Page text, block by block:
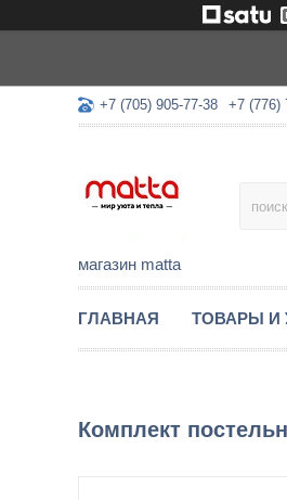
+7 (705) 905-77-38 +7 (776)
магазин matta
ГЛАВНАЯ ТОВАРЫ И
Комплект